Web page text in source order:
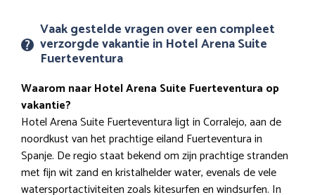
Vaak gestelde vragen over een compleet
verzorgde vakantie in Hotel Arena Suite
Fuerteventura
Waarom naar Hotel Arena Suite Fuerteventura op
vakantie?
Hotel Arena Suite Fuerteventura ligt in Corralejo, aan de
noordkust van het prachtige eiland Fuerteventura in
Spanje. De regio staat bekend om zijn prachtige stranden
met fijn wit zand en kristalhelder water, evenals de vele
watersportactiviteiten zoals kitesurfen en windsurfen. In